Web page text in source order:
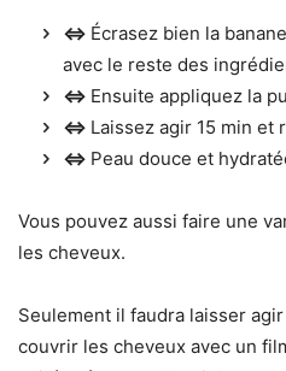
⇔ Écrasez bien la
avec le reste des
⇔ Ensuite appliquez la
⇔ Laissez agir 15 min et
⇔ Peau douce et
Vous pouvez aussi faire une
les cheveux.
Seulement il faudra laisser
couvrir les cheveux avec un